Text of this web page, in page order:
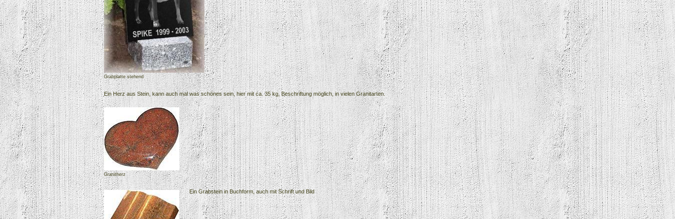
Grabplatte stehend
Ein Herz aus Stein, kann auch mal was schönes sein, hier mit ca. 35 kg, Beschriftung möglich, in vielen Granitarten.
Granitherz
Ein Grabstein in Buchform, auch mit Schrift und Bild